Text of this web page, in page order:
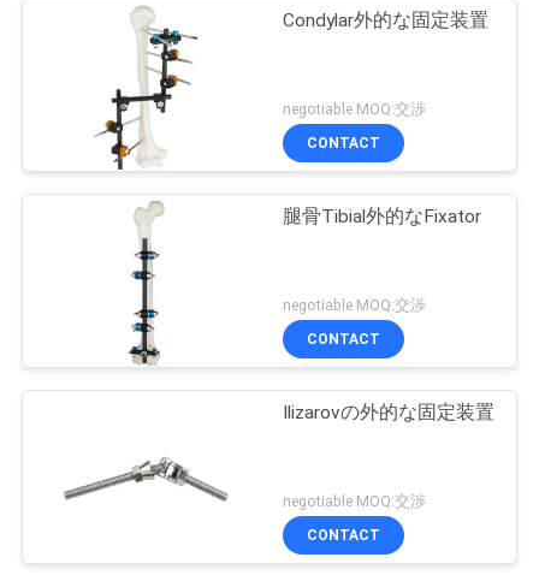
Condylar外的な固定装置
negotiable MOQ:交渉
CONTACT
腿骨Tibial外的なFixator
negotiable MOQ:交渉
CONTACT
Ilizarovの外的な固定装置
negotiable MOQ:交渉
CONTACT